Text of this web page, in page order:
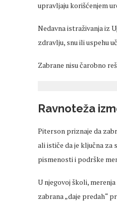
upravljaju korišćenjem
Nedavna istraživanja iz
zdravlju, snu iliuspehu
Zabrane nisu čarobno
Ravnoteža
Piterson priznaje da
ali ističe da je ključna za
pismenosti i podrške
U njegovoj školi, merenja
zabrana„daje predah“